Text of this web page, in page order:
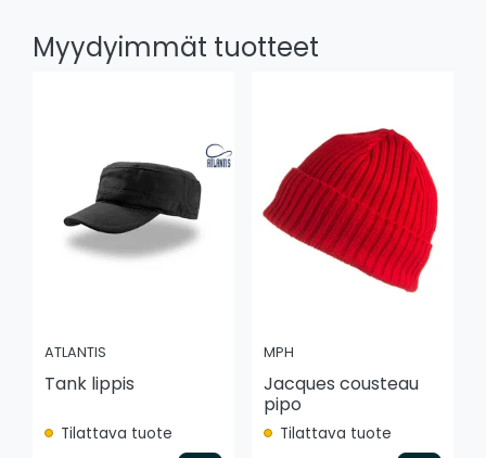
Myydyimmät tuotteet
ATLANTIS
Tank lippis
Tilattava tuote
MPH
Jacques cousteau
pipo
Tilattava tuote